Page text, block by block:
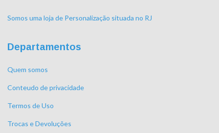
Somos uma loja de Personalização situada no RJ
Departamentos
Quem somos
Conteudo de privacidade
Termos de Uso
Trocas e Devoluções